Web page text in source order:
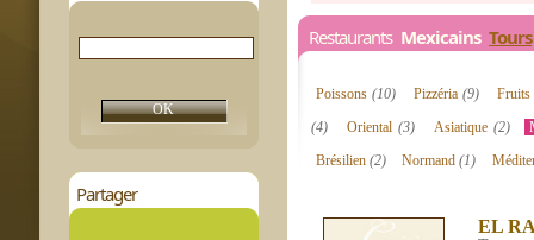
Partager
Restaurants Mexicains Tours
Poissons(10) Pizzéria(9)
(4)
Oriental (3) Asiatique (2)
Brésilien (2) Normand(1)
EL